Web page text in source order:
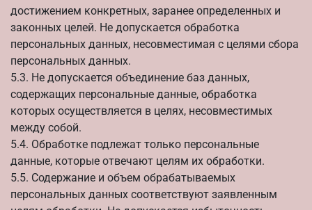
достижением конкретных, заранее определенных и
законных целей. Не допускается обработка
персональных данных, несовместимая с целями сбора
персональных данных.
5.3. Не допускается объединение баз данных,
содержащих персональные данные, обработка
которых осуществляется в целях, несовместимых
между собой.
5.4. Обработке подлежат только персональные
данные, которые отвечают целям их обработки.
5.5. Содержание и объем обрабатываемых
персональных данных соответствуют заявленным